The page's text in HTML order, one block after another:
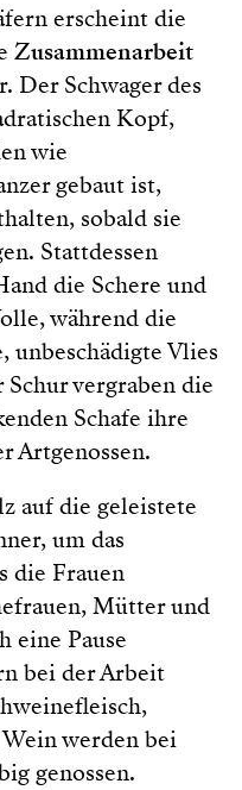
erscheint die
Zusammenarbeit
Der Schwager des
Kopf,
wie
gebaut ist,
sobald sie
Stattdessen
die Schere und
während die
unbeschädigte Vlies
vergraben die
Schafe ihre
Artgenossen.
auf die geleistete
um das
die Frauen
Mütter und
eine Pause
bei der Arbeit
werden bei
genossen.